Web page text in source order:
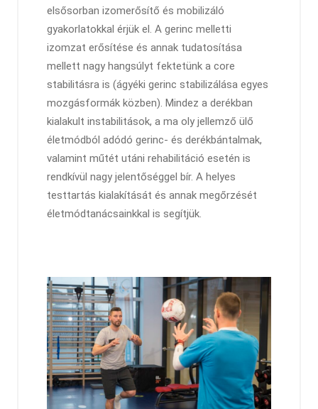
elsősorban izomerősítő és mobilizáló
gyakorlatokkal érjük el. A gerinc melletti
izomzat erősítése és annak tudatosítása
mellett nagy hangsúlyt fektetünk a core
stabilitásra is (ágyéki gerinc stabilizálása egyes
mozgásformák közben). Mindez a derékban
kialakult instabilitások, a ma oly jellemző ülő
életmódból adódó gerinc- és derékbántalmak,
valamint műtét utáni rehabilitáció esetén is
rendkívül nagy jelentőséggel bír. A helyes
testtartás kialakítását és annak megőrzését
életmódtanácsainkkal is segítjük.